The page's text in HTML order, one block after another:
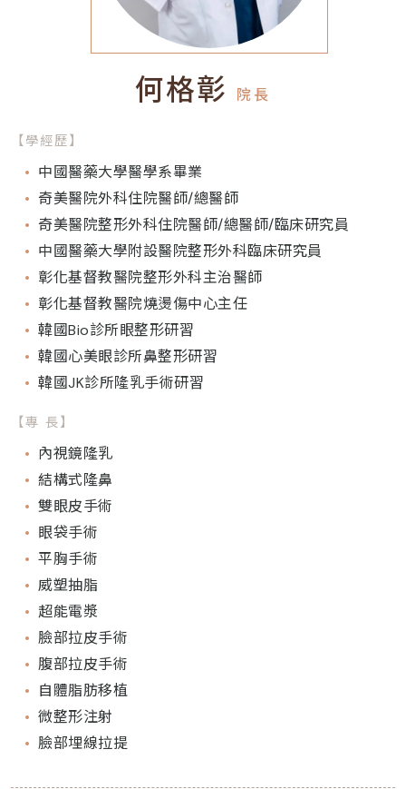
何格彰 院長
【學經歷】
中國醫藥大學醫學系畢業
奇美醫院外科住院醫師/總醫師
奇美醫院整形外科住院醫師/總醫師/臨床研究員
中國醫藥大學附設醫院整形外科臨床研究員
彰化基督教醫院整形外科主治醫師
彰化基督教醫院燒燙傷中心主任
韓國Bio診所眼整形研習
韓國心美眼診所鼻整形研習
韓國JK診所隆乳手術研習
【專 長】
內視鏡隆乳
結構式隆鼻
雙眼皮手術
眼袋手術
平胸手術
威塑抽脂
超能電漿
臉部拉皮手術
腹部拉皮手術
自體脂肪移植
微整形注射
臉部埋線拉提